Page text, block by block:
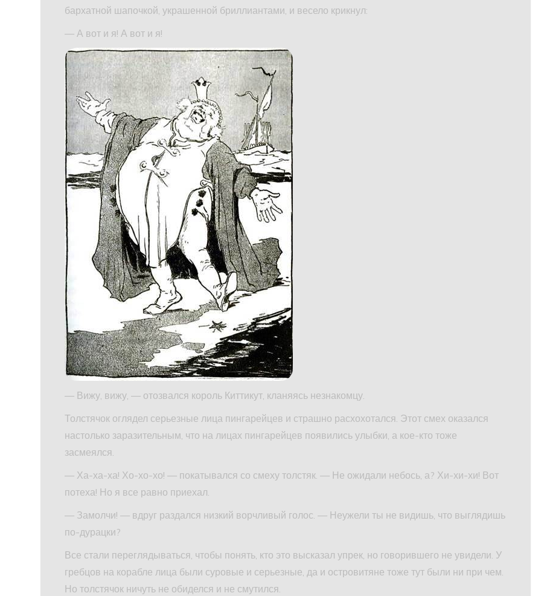
бархатной шапочкой, украшенной бриллиантами, и весело крикнул:
— А вот и я! А вот и я!
— Вижу, вижу, — отозвался король Киттикут, кланяясь незнакомцу.
Толстячок оглядел серьезные лица пингарейцев и страшно расхохотался. Этот смех оказался
настолько заразительным, что на лицах пингарейцев появились улыбки, а кое-кто тоже
засмеялся.
— Ха-ха-ха! Хо-хо-хо! — покатывался со смеху толстяк. — Не ожидали небось, а? Хи-хи-хи! Вот
потеха! Но я все равно приехал.
— Замолчи! — вдруг раздался низкий ворчливый голос. — Неужели ты не видишь, что выглядишь
по-дурацки?
Все стали переглядываться, чтобы понять, кто это высказал упрек, но говорившего не увидели. У
гребцов на корабле лица были суровые и серьезные, да и островитяне тоже тут были ни при чем.
Но толстячок ничуть не обиделся и не смутился.